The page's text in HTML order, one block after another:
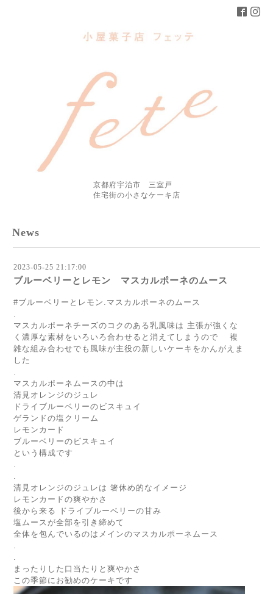
京都府宇治市 三室戸
住宅街の小さなケーキ店
News
2023-05-25 21:17:00
ブルーベリーとレモン マスカルポーネのムース
#ブルーベリーとレモン.マスカルポーネのムース
マスカルポーネチーズのコクのある乳風味は 主張が強くな
く濃厚な素材をいろいろ合わせると消えてしまうので 複
雑な組み合わせでも風味が主役の新しいケーキをかんがえま
した
マスカルポーネムースの中は
清見オレンジのジュレ
ドライブルーベリーのビスキュイ
ゲランドの塩クリーム
レモンカード
ブルーベリーのビスキュイ
という構成です
清見オレンジのジュレは 箸休め的なイメージ
レモンカードの爽やかさ
後から来る ドライブルーベリーの甘み
塩ムースが全部を引き締めて
全体を包んでいるのはメインのマスカルポーネムース
まったりした口当たりと爽やかさ
この季節にお勧めのケーキです